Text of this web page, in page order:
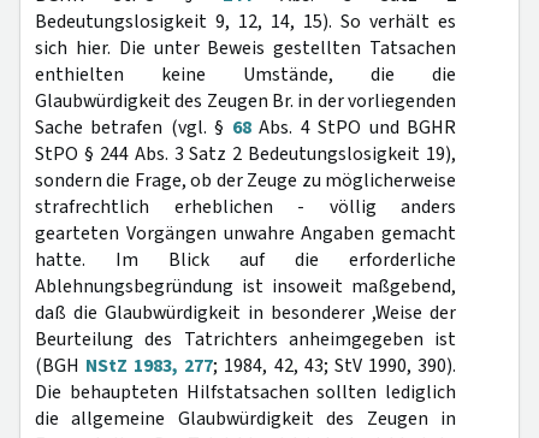
Bedeutungslosigkeit 9, 12, 14, 15). So verhält es
sich hier. Die unter Beweis gestellten Tatsachen
enthielten keine Umstände, die die
Glaubwürdigkeit des Zeugen Br. in der vorliegenden
Sache betrafen (vgl. § 68Abs. 4 StPO und BGHR
StPO § 244 Abs. 3 Satz 2 Bedeutungslosigkeit 19),
sondern die Frage, ob der Zeuge zu möglicherweise
strafrechtlich erheblichen - völlig anders
gearteten Vorgängen unwahre Angaben gemacht
hatte. Im Blick auf die erforderliche
Ablehnungsbegründung ist insoweit maßgebend,
daß die Glaubwürdigkeit in besonderer ,Weise der
Beurteilung des Tatrichters anheimgegeben ist
(BGH NStZ 1983, 277; 1984, 42, 43; StV 1990, 390).
Die behaupteten Hilfstatsachen sollten lediglich
die allgemeine Glaubwürdigkeit des Zeugen in